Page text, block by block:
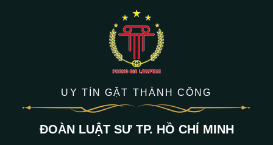
UY TÍN GẶT THÀNH CÔNG
ĐOÀN LUẬT SƯ TP. HỒ CHÍ MINH